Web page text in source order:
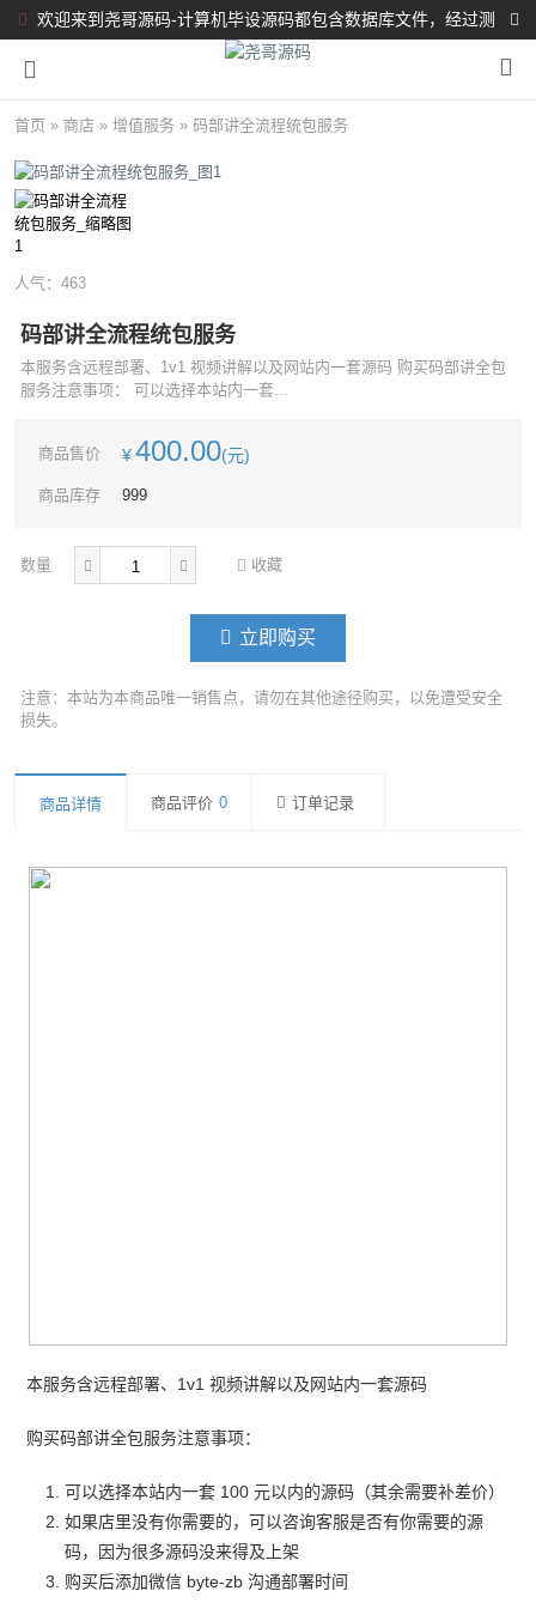
欢迎来到尧哥源码-计算机毕设源码都包含数据库文件，经过测
试都完整可运行！！！
首页 » 商店 » 增值服务 » 码部讲全流程统包服务
人气： 463
码部讲全流程统包服务
本服务含远程部署、1v1 视频讲解以及网站内一套源码 购买码部讲全包
服务注意事项： 可以选择本站内一套...
商品售价 ¥400.00(元)
商品库存 999
数量 收藏
立即购买
注意：本站为本商品唯一销售点，请勿在其他途径购买，以免遭受安全
损失。
商品详情 商品评价 0 订单记录
本服务含远程部署、1v1 视频讲解以及网站内一套源码
购买码部讲全包服务注意事项：
可以选择本站内一套 100 元以内的源码（其余需要补差价）
如果店里没有你需要的，可以咨询客服是否有你需要的源
码，因为很多源码没来得及上架
购买后添加微信 byte-zb 沟通部署时间